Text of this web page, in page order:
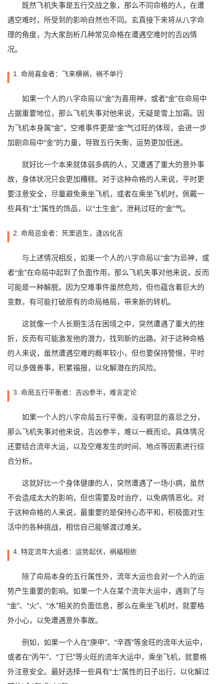
既然飞机失事是五行交战之象，那么不同命格的人，在遭
遇空难时，所受到的影响自然也不同。玄真接下来将从八字命
理的角度，为大家剖析几种常见命格在遭遇空难时的吉凶情
况。
1. 命局喜金者：飞来横祸，祸不单行
如果一个人的八字命局以“金”为喜用神，或者“金”在命局中
占据重要地位，那么飞机失事对他来说，无疑是雪上加霜。因
为飞机本身属“金”，空难事件更是“金”气过旺的体现，会进一步
加剧命局中“金”的力量，导致五行失衡，运势更加低迷。
就好比一个本来就体弱多病的人，又遭遇了重大的意外事
故，身体状况只会更加糟糕。对于这种命格的人来说，平时更
要注意安全，尽量避免乘坐飞机，或者在乘坐飞机时，佩戴一
些具有“土”属性的饰品，以“土生金”，泄耗过旺的“金”气。
2. 命局忌金者：死里逃生，逢凶化吉
与上述情况相反，如果一个人的八字命局以“金”为忌神，或
者“金”在命局中起到了负面作用，那么飞机失事对他来说，反而
可能是一种解脱。因为空难事件虽然危险，但也蕴含着巨大的
变数，有可能打破原有的命局格局，带来新的转机。
这就像一个人长期生活在困境之中，突然遭遇了重大的挫
折，反而有可能激发他的潜力，找到新的出路。对于这种命格
的人来说，虽然遭遇空难的概率较小，但也要保持警惕，平时
可以多做善事，积累福报，以化解潜在的风险。
3. 命局五行平衡者：吉凶参半，难言定论
如果一个人的八字命局五行平衡，没有明显的喜忌之分，
那么飞机失事对他来说，吉凶参半，难以一概而论。具体情况
还要结合流年大运，以及空难发生的时间、地点等因素进行综
合分析。
这就好比一个身体健康的人，突然遭遇了一场小病，虽然
不会造成太大的影响，但也需要及时治疗，以免病情恶化。对
于这种命格的人来说，最重要的是保持心态平和，积极面对生
活中的各种挑战，相信自己能够渡过难关。
4. 特定流年大运者：运势起伏，祸福相依
除了命局本身的五行属性外，流年大运也会对一个人的运
势产生重要的影响。如果一个人在某个流年大运中，遇到了与
“金”、“火”、“水”相关的负面信息，那么在乘坐飞机时，就要格
外小心，以免遭遇意外事故。
例如，如果一个人在“庚申”、“辛酉”等金旺的流年大运中，
或者在“丙午”、“丁巳”等火旺的流年大运中，乘坐飞机，就要格
外注意安全。最好选择一些具有“土”属性的日子出行，以化解过